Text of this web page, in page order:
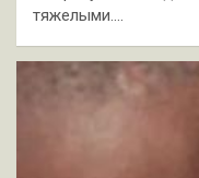
тяжелыми.…